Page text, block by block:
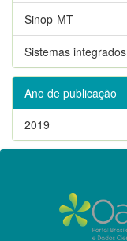
Sinop-MT
Sistemas integrados
Ano de publicação
2019